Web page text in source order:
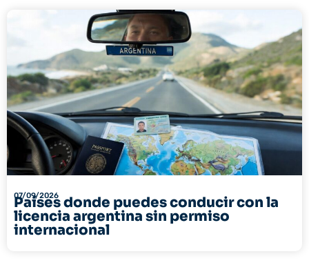
07/09/2026
Países donde puedes conducir con la
licencia argentina sin permiso
internacional